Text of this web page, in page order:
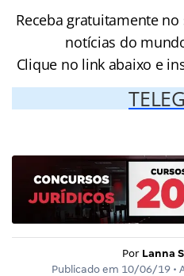
Receba gratuitamente
notícias do
Clique no link abaixo e
Por Lanna
Publicado em 10/06/19 •